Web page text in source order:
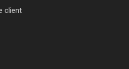
client